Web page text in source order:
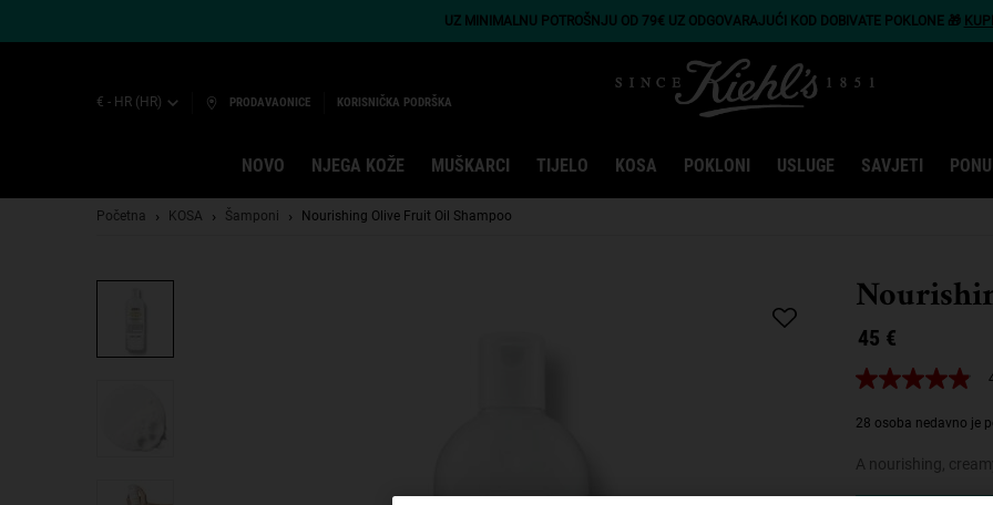
UZ MINIMALNU POTROŠNJU OD 79€ UZ ODGOVARAJUĆI KOD DOBIVATE POKLONE 🎁
€ - HR (HR) PRODAVAONICE KORISNIČKA PODRŠKA
NOVO NJEGA KOŽE MUŠKARCI TIJELO KOSA POKLONI USLUGE SAVJETI
Početna KOSA Šamponi Nourishing Olive Fruit Oil Shampoo
45 €
4.9
5
prosječna
vrijednost
ocjene.
28 osoba nedavno je
A nourishing,